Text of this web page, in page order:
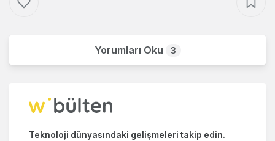
Yorumları Oku 3
Teknoloji dünyasındaki gelişmeleri takip edin.